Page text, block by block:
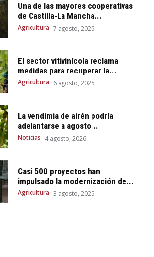
Una de las mayores cooperativas
de Castilla-La Mancha...
Agricultura 7 agosto, 2026
El sector vitivinícola reclama
medidas para recuperar la...
Agricultura 6 agosto, 2026
La vendimia de airén podría
adelantarse a agosto...
Noticias 4 agosto, 2026
Casi 500 proyectos han
impulsado la modernización de...
Agricultura 3 agosto, 2026